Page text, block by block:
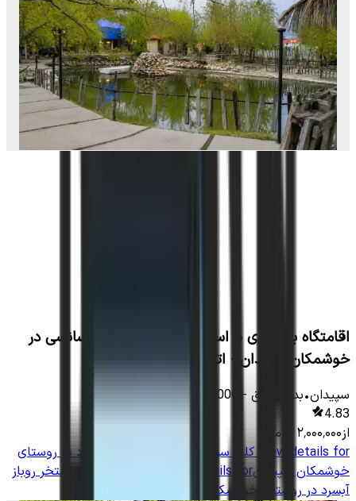
اقامتگاه بومگردی با استخر سرپوشیده آبگرم سانسی در
خوشمکان سپیدان - اتاق خشنکون
سپیدان•بدون اتاق -
13000 متر•
8 نفر
4.83
از۲٬۰۰۰٬۰۰۰
تومان
View details for
کلبه سوئیسی با استخر روباز آبسرد در روستای
خوشمکان سپیدانView details for
کلبه سوئیسی با استخر روباز
آبسرد در روستای خوشمکان سپیدان